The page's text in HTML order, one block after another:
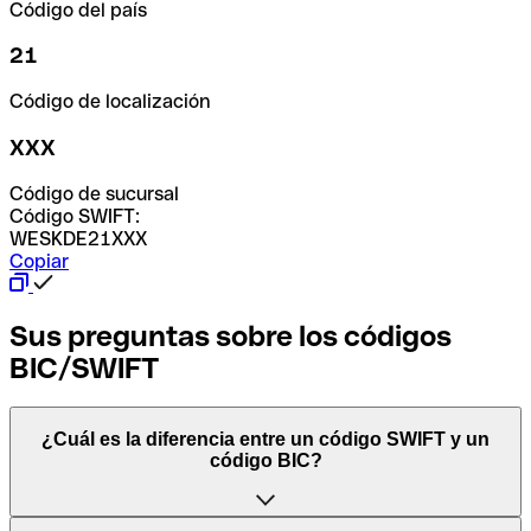
Código del país
21
Código de localización
XXX
Código de sucursal
Código SWIFT:
WESKDE21XXX
Copiar
Sus preguntas sobre los códigos
BIC/SWIFT
¿Cuál es la diferencia entre un código SWIFT y un
código BIC?